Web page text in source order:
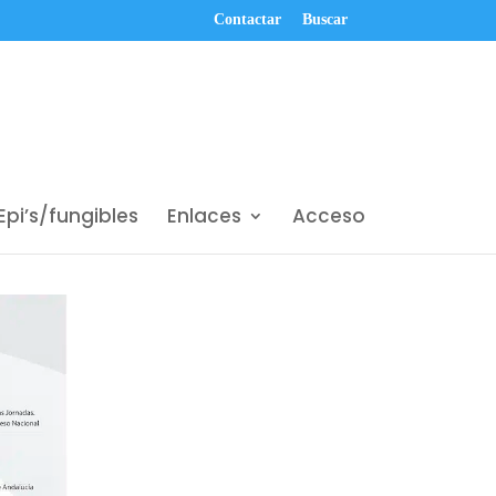
Contactar Buscar
fungibles Enlaces Acceso